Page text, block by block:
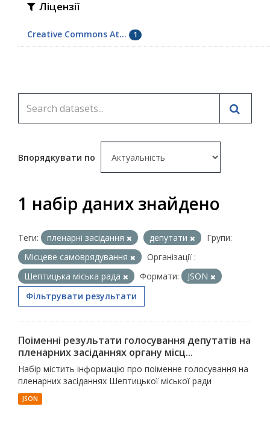
Ліцензії
Creative Commons At... 1
Впорядкувати по
1 набір даних знайдено
Теги: пленарні засідання депутати
Групи:
Місцеве самоврядування
Організації :
Шептицька міська рада
Формати:
JSON
Фільтрувати результати
Поіменні результати голосування депутатів на
пленарних засіданнях органу місц...
Набір містить інформацію про поіменне голосування на
пленарних засіданнях Шептицької міської ради
JSON